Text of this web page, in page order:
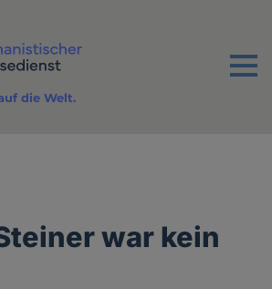
Menu
die Welt.
war kein